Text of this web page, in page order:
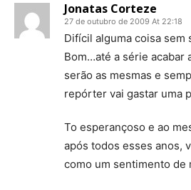
Jonatas Corteze
27 de outubro de 2009 At 22:18
Difícil alguma coisa sem
Bom…até a série acabar
serão as mesmas e
repórter vai gastar uma
To esperançoso e ao
após todos esses anos,
como um sentimento de